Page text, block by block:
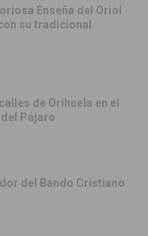
Enseña del Oriol
su tradicional
de Orihuela en el
Pájaro
del Bando Cristiano